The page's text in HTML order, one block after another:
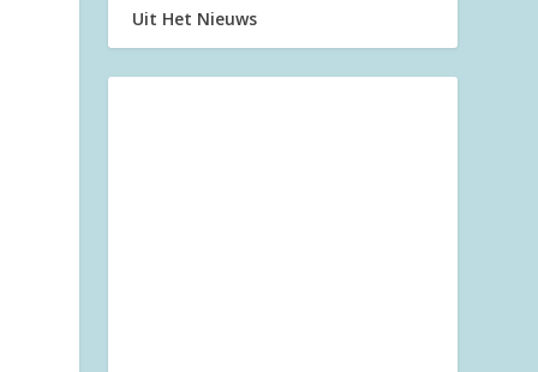
Uit Het Nieuws